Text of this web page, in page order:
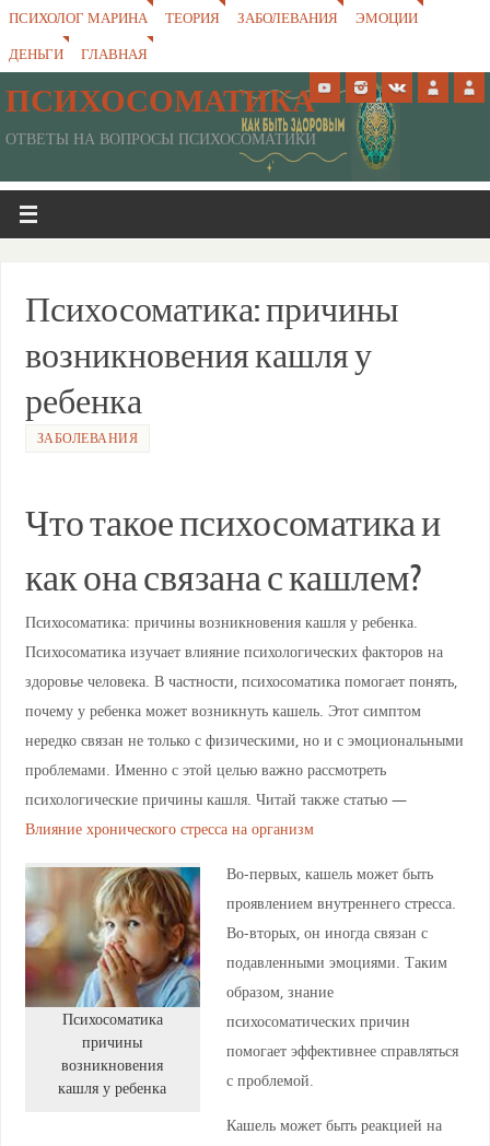
ПСИХОЛОГ МАРИНА ТЕОРИЯ ЗАБОЛЕВАНИЯ
ЭМОЦИИ
ДЕНЬГИ
ГЛАВНАЯ
ПСИХОСОМАТИКА
ОТВЕТЫ НА ВОПРОСЫ ПСИХОСОМАТИКИ
Психосоматика: причины
возникновения кашля у
ребенка
ЗАБОЛЕВАНИЯ
Что такое психосоматика и
как она связана с кашлем?
Психосоматика: причины возникновения кашля у ребенка.
Психосоматика изучает влияние психологических факторов на
здоровье человека. В частности, психосоматика помогает понять,
почему у ребенка может возникнуть кашель. Этот симптом
нередко связан не только с физическими, но и с эмоциональными
проблемами. Именно с этой целью важно рассмотреть
психологические причины кашля. Читай также статью —
Влияние хронического стресса на организм
Психосоматика
причины
возникновения
кашля у ребенка
Во-первых, кашель может быть
проявлением внутреннего стресса.
Во-вторых, он иногда связан с
подавленными эмоциями. Таким
образом, знание
психосоматических причин
помогает эффективнее справляться
с проблемой.
Кашель может быть реакцией на